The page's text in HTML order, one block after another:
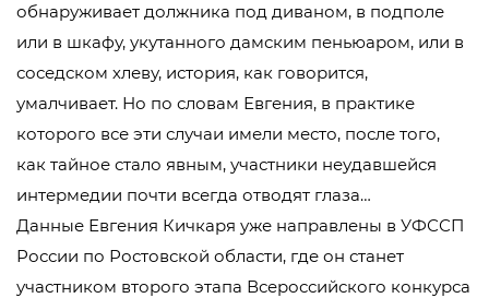
обнаруживает должника под диваном, в подполе
или в шкафу, укутанного дамским пеньюаром, или в
соседском хлеву, история, как говорится,
умалчивает. Но по словам Евгения, в практике
которого все эти случаи имели место, после того,
как тайное стало явным, участники неудавшейся
интермедии почти всегда отводят глаза…
Данные Евгения Кичкаря уже направлены в УФССП
России по Ростовской области, где он станет
участником второго этапа Всероссийского конкурса